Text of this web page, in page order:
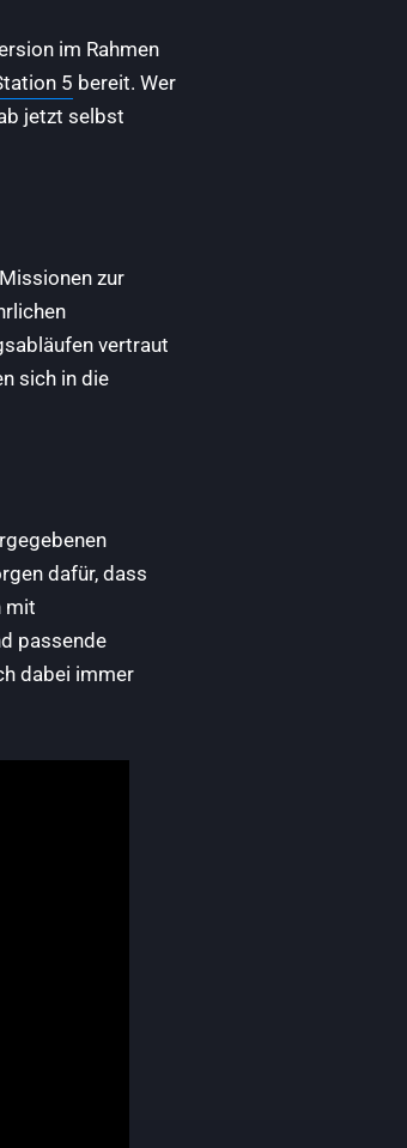
im Rahmen
5 bereit. Wer
jetzt selbst
zur
vertraut
sich in die
dafür, dass
mit
passende
dabei immer